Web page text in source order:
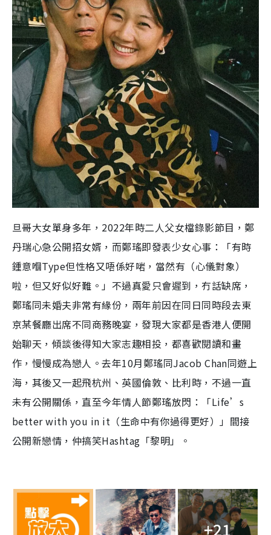
旦哥大女單身多年，2022年時二人父女檔錄影節目，鄭
丹瑞心急公開招女婿，而鄭瑤即發表少女心事：「有時
鍾意嗰Type但性格又唔係好啱，當然有（心儀對象）
啦，但又好似好難。」不過真愛只會遲到，冇話缺席，
鄭瑤同未婚夫非常有緣份，兩年前因在同日同時段去東
京某餐廳出席不同商務晚宴，發現大家都是香港人便開
始聊天，傾談後得知大家志趣相投，都喜歡閱讀和畫
作，慢慢成為戀人。去年10月鄭瑤同Jacob Chan同遊上
海，其後又一起飛杭州、英國倫敦、比利時，不過一直
未有公開關係，直至今年情人節鄭瑤放閃：「Life’s
better with you in it（生命中有你過得更好）」間接
公開新戀情，仲搞笑Hashtag「黎明」。
+21